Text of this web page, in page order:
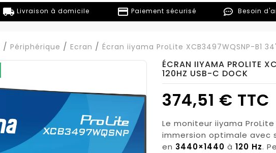
local_shipping Livraison à domicile credit_card Paiement sécurisé Besoin
Périphérique Ecran Écran iiyama ProLite XCB3497WQSNP-B1
ÉCRAN IIYAMA PROLITE
120HZ USB-C DOCK
374,51 € TTC
Le moniteur iiyama ProLite
immersion optimale avec
en 3440×1440 à 120 Hz.